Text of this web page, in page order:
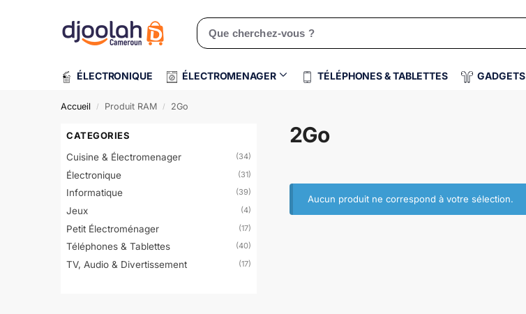
Rechercher un produit
ÉLECTRONIQUE ÉLECTROMENAGER TÉLÉPHONES & TABLETTES GADGETS
Accueil / Produit RAM / 2Go
2Go
Aucun produit ne correspond à votre sélection.
CATEGORIES
Cuisine & Électromenager
(34)
Électronique (31)
Informatique (39)
Jeux (4)
Petit Électroménager (17)
Téléphones & Tablettes (40)
TV, Audio & Divertissement (17)